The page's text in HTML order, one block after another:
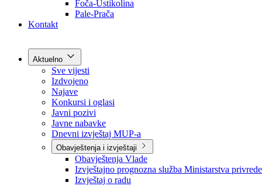
Općine
Kontakt
Aktuelno
Sve vijesti
Izdvojeno
Najave
Konkursi i oglasi
Javni pozivi
Javne nabavke
Dnevni izvještaj MUP-a
Obavještenja i izvještaji